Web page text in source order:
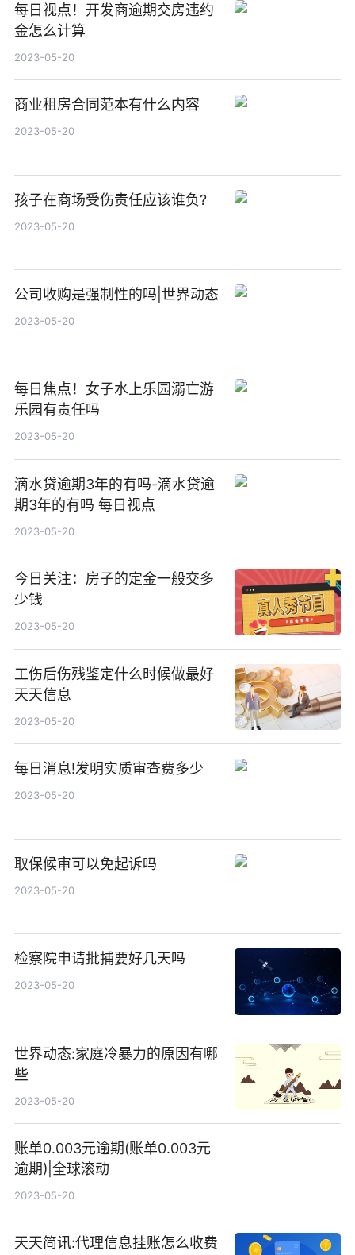
每日视点！开发商逾期交房违约
金怎么计算
2023-05-20
商业租房合同范本有什么内容
2023-05-20
孩子在商场受伤责任应该谁负?
2023-05-20
公司收购是强制性的吗|世界动态
2023-05-20
每日焦点！女子水上乐园溺亡游
乐园有责任吗
2023-05-20
滴水贷逾期3年的有吗-滴水贷逾
期3年的有吗 每日视点
2023-05-20
今日关注：房子的定金一般交多
少钱
2023-05-20
工伤后伤残鉴定什么时候做最好
天天信息
2023-05-20
每日消息!发明实质审查费多少
2023-05-20
取保候审可以免起诉吗
2023-05-20
检察院申请批捕要好几天吗
2023-05-20
世界动态:家庭冷暴力的原因有哪
些
2023-05-20
账单0.003元逾期(账单0.003元
逾期)|全球滚动
2023-05-20
天天简讯:代理信息挂账怎么收费